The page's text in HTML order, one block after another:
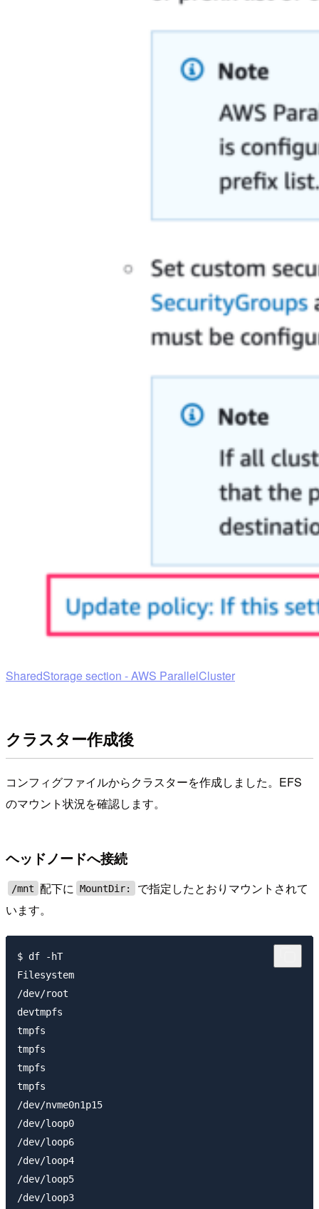
SharedStorage section - AWS ParallelCluster
クラスター作成後
コンフィグファイルからクラスターを作成しました。EFS
のマウント状況を確認します。
ヘッドノードへ接続
/mnt 配下に MountDir:
で指定したとおりマウントされて
います。
$ df -hT
Filesystem
/dev/root
devtmpfs
tmpfs
tmpfs
tmpfs
tmpfs
/dev/nvme0n1p15
/dev/loop0
/dev/loop6
/dev/loop4
/dev/loop5
/dev/loop3